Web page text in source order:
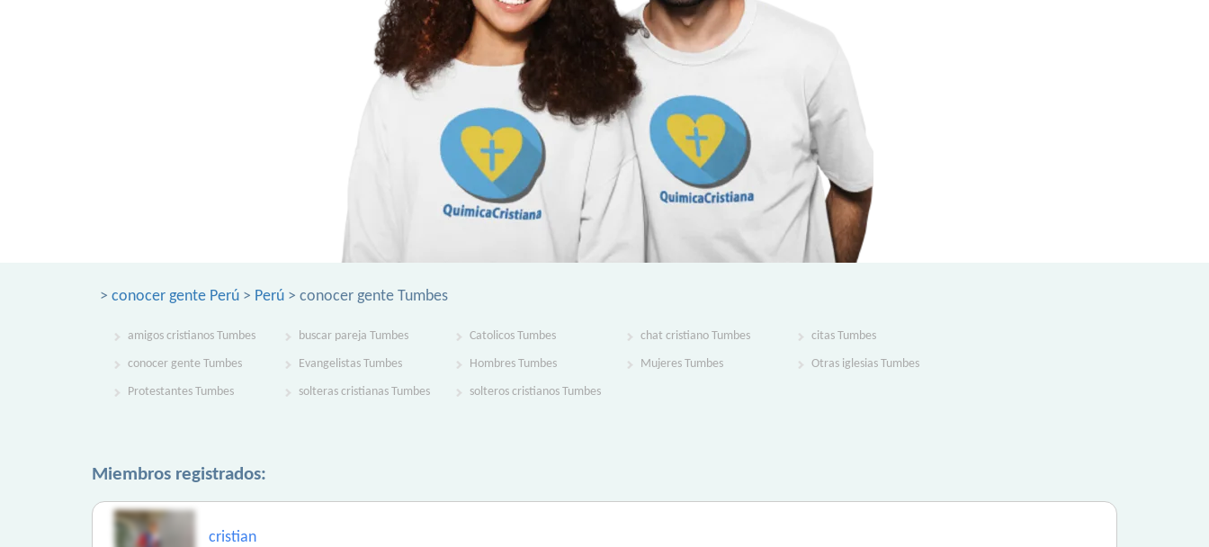
> conocer gente Perú > Perú > conocer gente Tumbes
amigos cristianos Tumbes buscar pareja Tumbes Catolicos Tumbes chat cristiano Tumbes citas Tumbes
conocer gente Tumbes Evangelistas Tumbes Hombres Tumbes Mujeres Tumbes Otras iglesias Tumbes
Protestantes Tumbes solteras cristianas Tumbes solteros cristianos Tumbes
Miembros registrados:
cristian